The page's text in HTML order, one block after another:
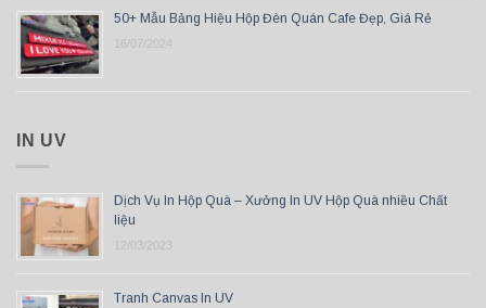
50+ Mẫu Bảng Hiệu Hộp Đèn Quán Cafe Đẹp, Giá Rẻ
16/07/2024
IN UV
Dịch Vụ In Hộp Quà – Xưởng In UV Hộp Quà nhiều Chất
liệu
12/03/2023
Tranh Canvas In UV